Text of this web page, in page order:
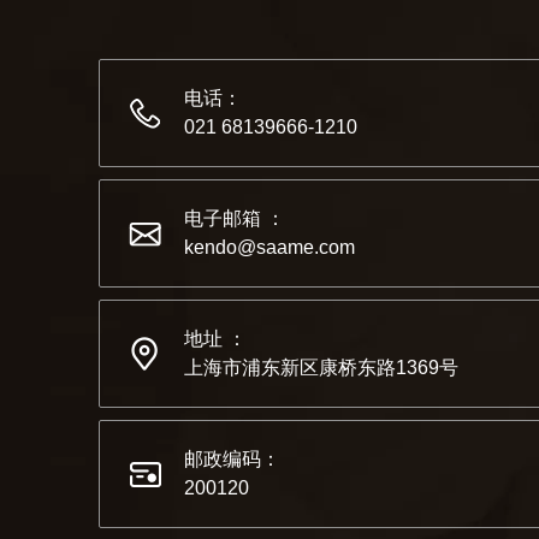
电话：
021 68139666-1210
电子邮箱 ：
kendo@saame.com
地址 ：
上海市浦东新区康桥东路1369号
邮政编码：
200120